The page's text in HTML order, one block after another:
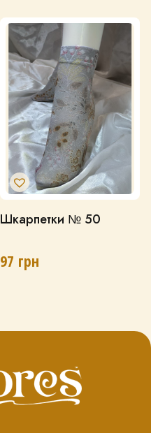
Шкарпетки № 50
97 грн